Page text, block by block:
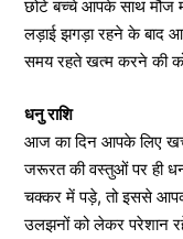
छोटे बच्चे आपके साथ मौज
लड़ाई झगड़ा रहने के बाद
समय रहते खत्म करने की
धनु राशि
आज का दिन आपके लिए
जरूरत की वस्तुओं पर ही
चक्कर में पड़े, तो इससे
उलझनों को लेकर परेशान